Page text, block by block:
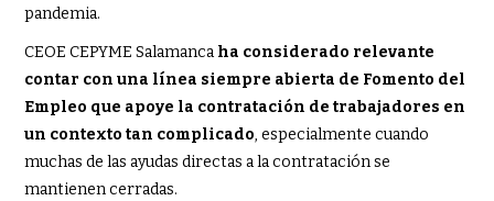
pandemia.
CEOE CEPYME Salamanca ha considerado relevante
contar con una línea siempre abierta de Fomento del
Empleo que apoye la contratación de trabajadores en
un contexto tan complicado, especialmente cuando
muchas de las ayudas directas a la contratación se
mantienen cerradas.